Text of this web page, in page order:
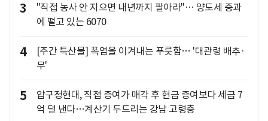
3
"직접 농사 안 지으면 내년까지 팔아라"… 양도세 중과
에 떨고 있는 6070
4
[주간 특산물] 폭염을 이겨내는 푸릇함… '대관령 배추·
무'
5
압구정현대, 직접 증여가 매각 후 현금 증여보다 세금 7
억 덜 낸다…계산기 두드리는 강남 고령층